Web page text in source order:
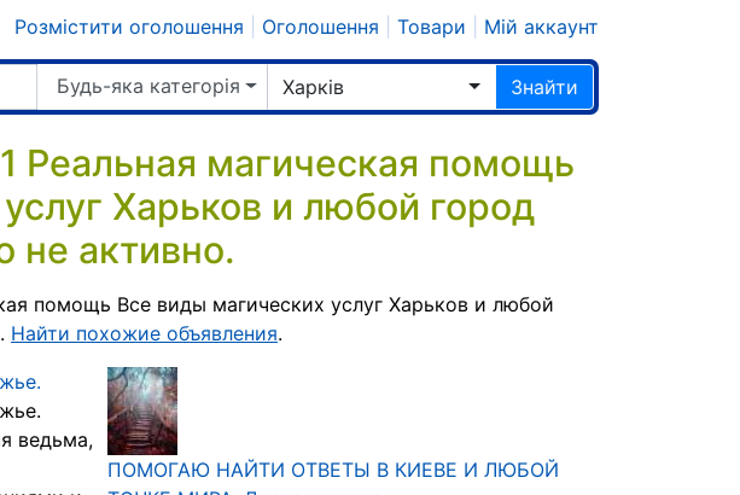
Розмістити оголошення Оголошення Товари Мій аккаунт
Будь-яка категорія Харків Знайти
Реальная магическая помощь
Харьков и любой город
не активно.
помощь Все виды магических услуг Харьков и любой
Найти похожие объявления.
ведьма,
ПОМОГАЮ НАЙТИ ОТВЕТЫ В КИЕВЕ И ЛЮБОЙ